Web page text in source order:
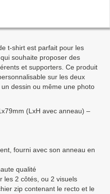
t-shirt est parfait pour les
souhaite proposer des
et supporters. Ce produit
sur les deux
dessin ou même une photo
(LxH avec anneau) –
fourni avec son anneau en
qualité
les 2 côtés, ou 2 visuels
zip contenant le recto et le